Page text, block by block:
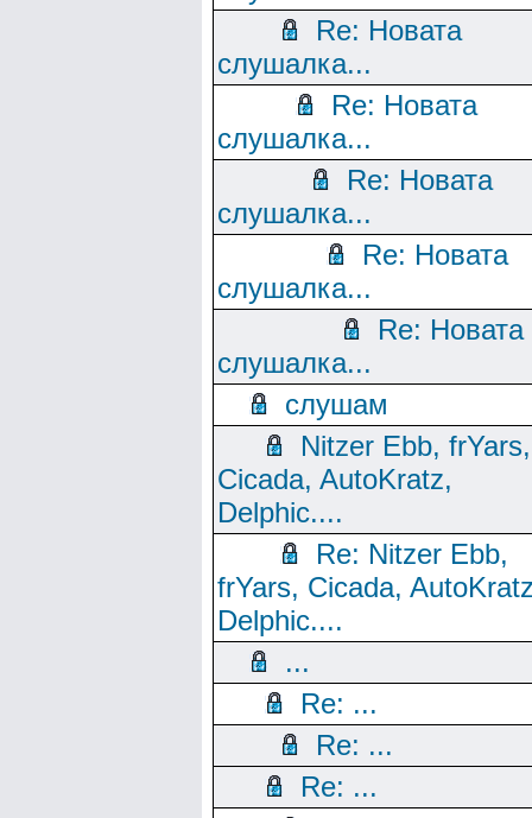
Re: Новата
слушалка...
Re: Новата
слушалка...
Re: Новата
слушалка...
Re: Новата
слушалка...
Re: Новата
слушалка...
слушам
Nitzer Ebb, frYars,
Cicada, AutoKratz,
Delphic....
Re: Nitzer Ebb,
frYars, Cicada,
Delphic....
...
Re: ...
Re: ...
Re: ...